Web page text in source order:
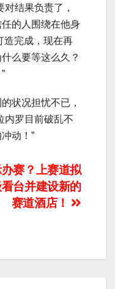
对结果负责了，
的人围绕在他身
造完成，现在再
么要等这么久？
状况担忧不已，
内罗目前破乱不
动！”
办赛？上赛道拟
台并建设新的
赛道酒店！